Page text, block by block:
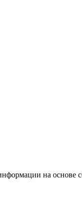
на основе